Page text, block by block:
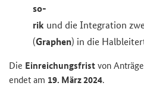
so­
rik und die In­te­gra­ti­on
(Gra­phen) in die
Die Ein­rei­chungs­fristvon
endet am 19. März 2024.